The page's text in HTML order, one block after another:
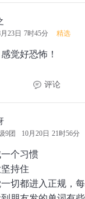
23日 7时45分 精选
觉好恐怖！
评论
9团 10月20日 21时56分
个习惯
持住
切都进入正规，